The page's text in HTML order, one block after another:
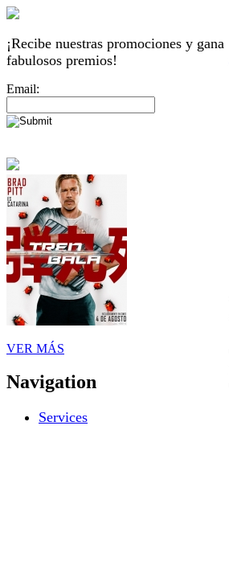
¡Recibe nuestras promociones y gana
fabulosos premios!
Email:
VER MÁS
Navigation
Services